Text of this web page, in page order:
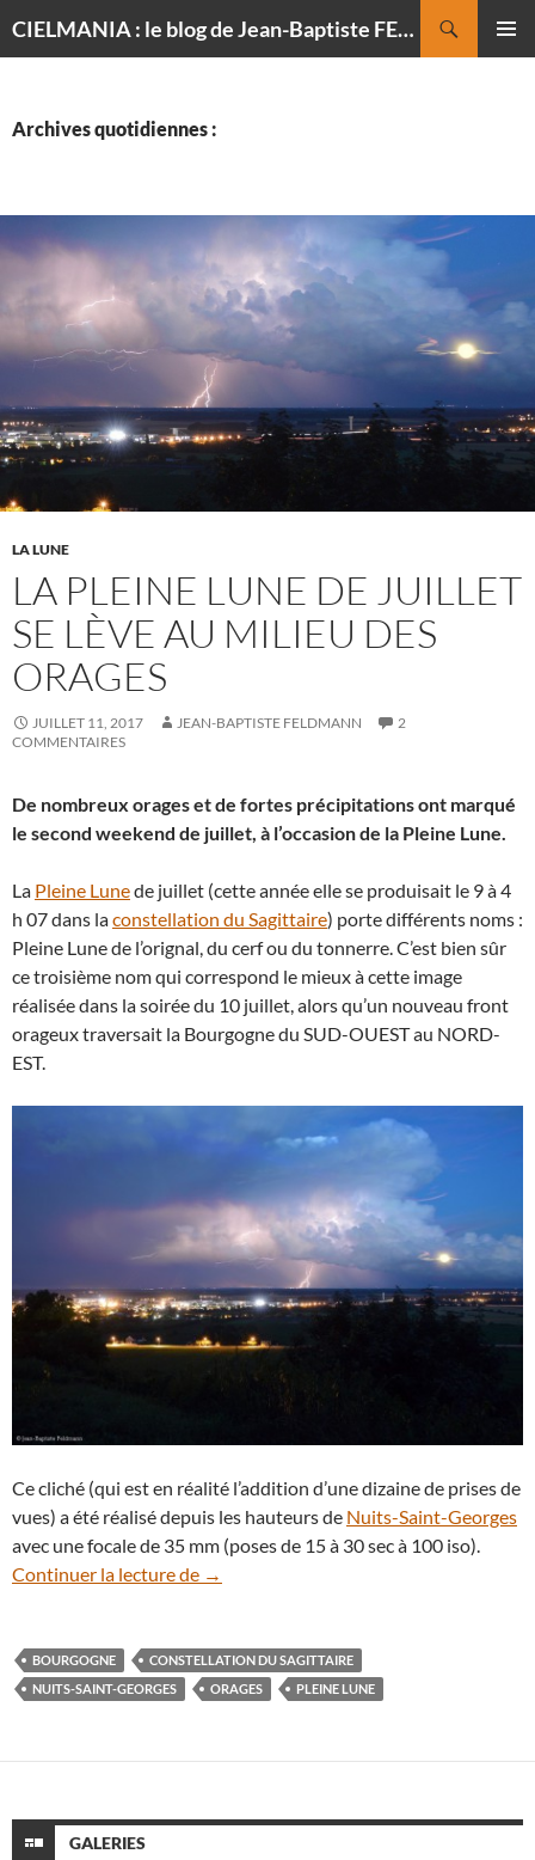
CIELMANIA : le blog de Jean-Baptiste FELDMANN, photographe du ciel
Archives quotidiennes :
LA LUNE
LA PLEINE LUNE DE JUILLET
SE LÈVE AU MILIEU DES
ORAGES
JUILLET 11, 2017 JEAN-BAPTISTE FELDMANN
2
COMMENTAIRES
De nombreux orages et de fortes précipitations ont marqué
le second weekend de juillet, à l’occasion de la Pleine Lune.
La Pleine Lunede juillet (cette année elle se produisait le 9 à 4
h 07 dans laconstellation du Sagittaire) porte différents noms :
Pleine Lune de l’orignal, du cerf ou du tonnerre. C’est bien sûr
ce troisième nom qui correspond le mieux à cette image
réalisée dans la soirée du 10 juillet, alors qu’un nouveau front
orageux traversait la Bourgogne du SUD-OUEST au NORD-
EST.
Ce cliché (qui est en réalité l’addition d’une dizaine de prises de
vues) a été réalisé depuis les hauteurs de Nuits-Saint-Georges
avec une focale de 35 mm (poses de 15 à 30 sec à 100 iso).
Continuer la lecture de La Pleine Lune de juillet se lève au milieu
→
BOURGOGNE
CONSTELLATION DU SAGITTAIRE
NUITS-SAINT-GEORGES
ORAGES PLEINE LUNE
GALERIES